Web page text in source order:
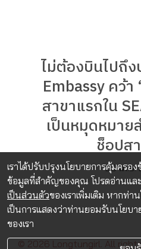
ไม่ต้องบินไปถึ
Embassy คว้า
สาขาแรกใน
เป็นหมุดหมา
ช็อปส
23 เม.ย.
© 2026 Longtungirl. All
เราได้ปรับปรุงนโยบายการคุ้มครอ
ข้อมูลที่สำคัญของคุณ โปรดอ่านและ
เป็นส่วนตัวของเราเพิ่มเติม หากท่า
เป็นการแสดงว่าท่านยอมรับนโยบ
ของเรา